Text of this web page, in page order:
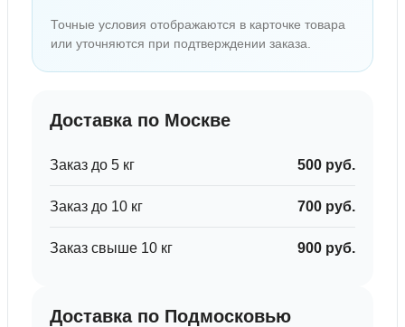
Точные условия отображаются в карточке товара
или уточняются при подтверждении заказа.
Доставка по Москве
Заказ до 5 кг 500 руб.
Заказ до 10 кг 700 руб.
Заказ свыше 10 кг 900 руб.
Доставка по Подмосковью